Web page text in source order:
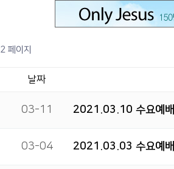
2 페이지
날짜
03-11 2021.03.10 수요예배
03-04 2021.03.03 수요예배